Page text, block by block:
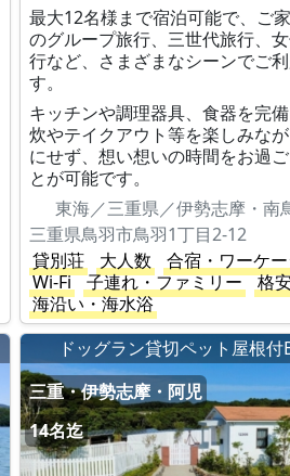
最大12名様まで宿泊可能で、ご
のグループ旅行、三世代旅行、
行など、さまざまなシーンでご
す。
キッチンや調理器具、食器を完
炊やテイクアウト等を楽しみな
にせず、想い想いの時間をお過
とが可能です。
東海／三重県／伊勢志摩・南
三重県鳥羽市鳥羽1丁目2-12
貸別荘
大人数
合宿・ワーケ
Wi-Fi
子連れ・ファミリー 格
海沿い・海水浴
ドッグラン貸切ペット屋根
三重・伊勢志摩・阿児
14名迄